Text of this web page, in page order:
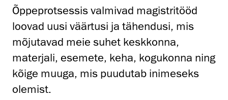
Õppeprotsessis valmivad magistritööd
loovad uusi väärtusi ja tähendusi, mis
mõjutavad meie suhet keskkonna,
materjali, esemete, keha, kogukonna ning
kõige muuga, mis puudutab inimeseks
olemist.